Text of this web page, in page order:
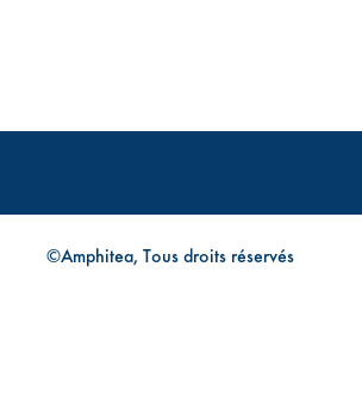
©Amphitea, Tous droits réservés